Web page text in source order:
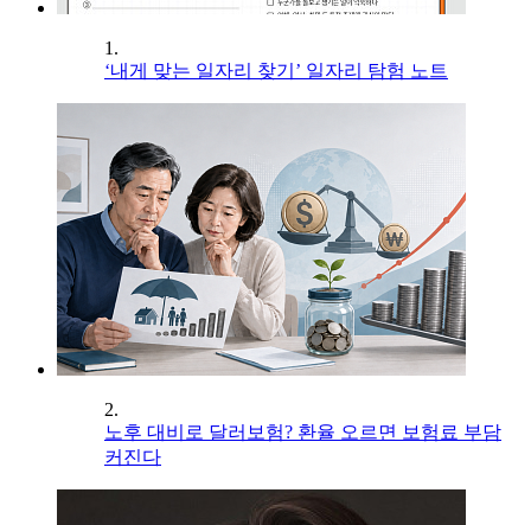
1.
‘내게 맞는 일자리 찾기’ 일자리 탐험 노트
2.
노후 대비로 달러보험? 환율 오르면 보험료 부담
커진다